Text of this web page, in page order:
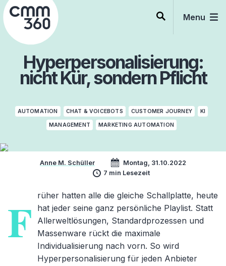
Skip
to
content
Menu
Hyperpersonalisierung:
nicht Kür, sondern Pflicht
AUTOMATION CHAT & VOICEBOTS CUSTOMER JOURNEY KI
MANAGEMENT MARKETING AUTOMATION
Anne M. Schüller
Montag, 31.10.2022
7 min Lesezeit
F
rüher hatten alle die gleiche Schallplatte, heute
hat jeder seine ganz persönliche Playlist. Statt
Allerweltlösungen, Standardprozessen und
Massenware rückt die maximale
Individualisierung nach vorn. So wird
Hyperpersonalisierung für jeden Anbieter